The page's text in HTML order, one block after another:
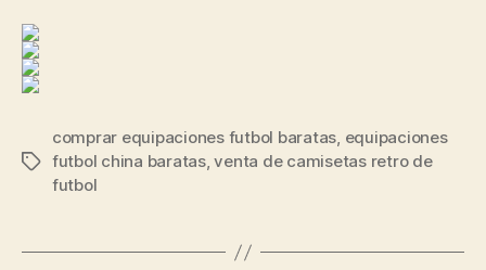
Etiquetas
comprar equipaciones futbol baratas, equipaciones
futbol china baratas,venta de camisetas retro de
futbol